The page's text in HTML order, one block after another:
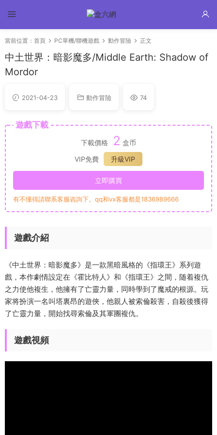
當前位置： 首頁 PC單機/聯機遊戲 動作冒險 正文
中土世界：暗影魔多/Middle Earth: Shadow of
Mordor
2021-04-23 動作冒險 74
遊戲下載
下載價格 2 盒币
VIP免費
升級VIP
立即購買
有不懂得請聯系客服咨詢下。qq和vx客服都是1836989666
遊戲介紹
《中土世界：暗影魔多》是一款黑暗風格的《指環王》系列遊
戲，本作劇情設定在《霍比特人》和《指環王》之間，随着複仇
之力使他複生，他擁有了亡靈力量，同時學到了魔戒的根源。玩
家将扮演一名叫塔裏昂的遊俠，他親人被索倫殺害，自殺後獲得
了亡靈力量，開始找尋索倫及其軍團複仇。
遊戲視頻